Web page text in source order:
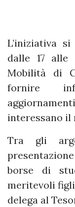
L’iniziativa
dalle 17 alle
Mobilità di
fornire
interessano il
Tra gli
borse di
meritevoli
delega al